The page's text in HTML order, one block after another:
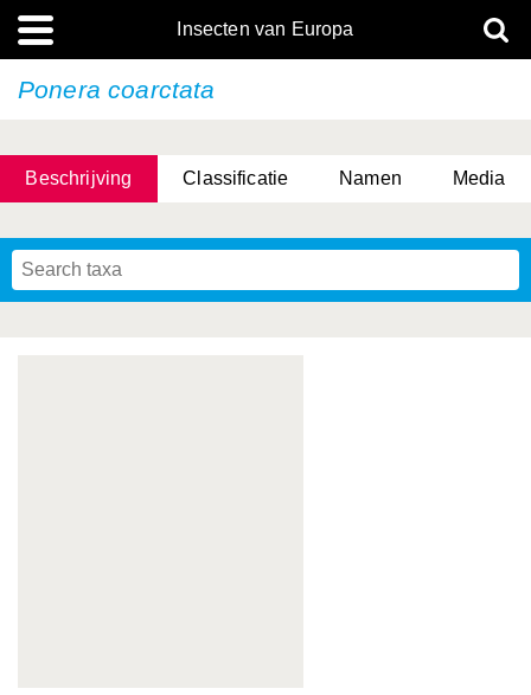
Insecten van Europa
Ponera coarctata
Beschrijving Classificatie Namen Media